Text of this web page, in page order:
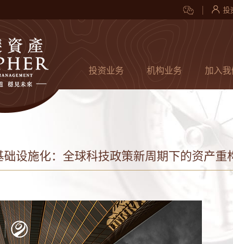
投
投资业务 机构业务 加入
设施化：全球科技政策新周期下的资产重